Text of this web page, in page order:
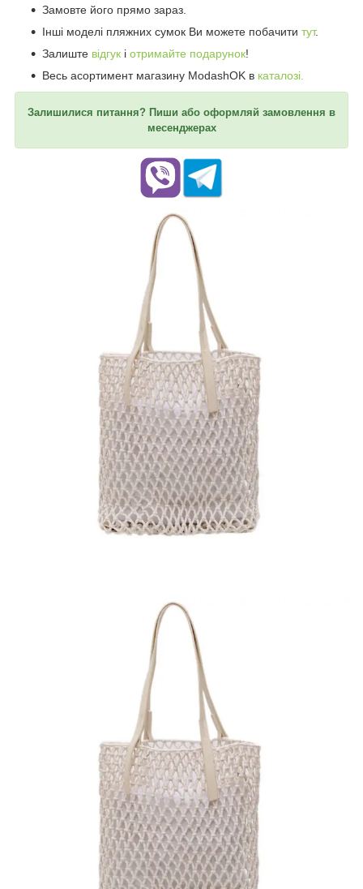
Замовте його прямо зараз.
Інші моделі пляжних сумок Ви можете побачити тут.
Залиште відгук і отримайте подарунок!
Весь асортимент магазину ModashOK в каталозі.
Залишилися питання? Пиши або оформляй замовлення в
месенджерах